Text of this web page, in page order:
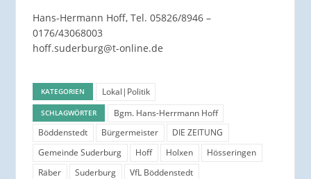
Hans-Hermann Hoff, Tel. 05826/8946 –
0176/43068003
hoff.suderburg@t-online.de
KATEGORIEN Lokal|Politik
SCHLAGWÖRTER
Bgm. Hans-Herrmann Hoff
Böddenstedt
Bürgermeister
DIE ZEITUNG
Gemeinde Suderburg
Hoff Holxen
Hösseringen
Räber
Suderburg VfL Böddenstedt